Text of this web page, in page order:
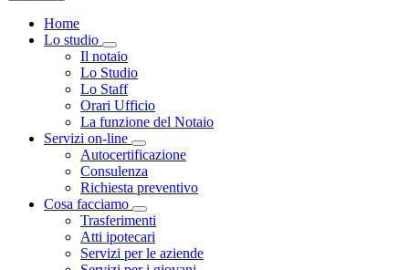
Home
Lo studio
Visualizza menù di secondo livello
Il notaio
Lo Studio
Lo Staff
Orari Ufficio
La funzione del Notaio
Servizi on-line
Visualizza menù di secondo livello
Autocertificazione
Consulenza
Richiesta preventivo
Cosa facciamo
Visualizza menù di secondo livello
Trasferimenti
Atti ipotecari
Servizi per le aziende